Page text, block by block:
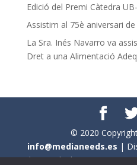
Edició del Premi Càtedra
Assistim al 75è aniversari
La Sra. Inés Navarro va
Dret a una Alimentació
© 2020
info@medianeeds.es |
| Tots els drets reservats a